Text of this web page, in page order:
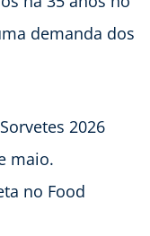
demanda dos
2026
maio.
no Food